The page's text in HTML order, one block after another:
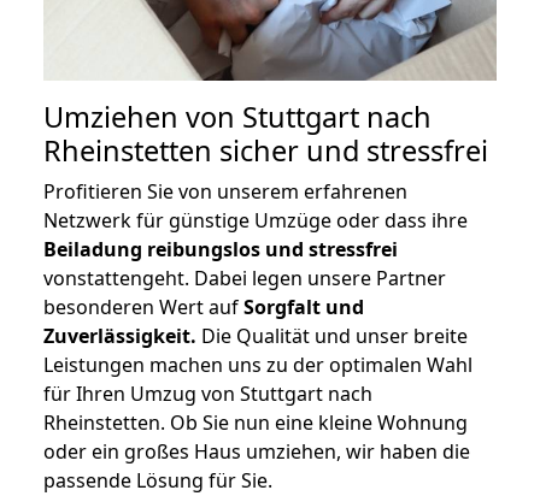
Umziehen von Stuttgart nach
Rheinstetten sicher und stressfrei
Profitieren Sie von unserem erfahrenen
Netzwerk für günstige Umzüge oder dass ihre
Beiladung reibungslos und stressfrei
vonstattengeht. Dabei legen unsere Partner
besonderen Wert aufSorgfalt und
Zuverlässigkeit. Die Qualität und unser breite
Leistungen machen uns zu der optimalen Wahl
für Ihren Umzug von Stuttgart nach
Rheinstetten. Ob Sie nun eine kleine Wohnung
oder ein großes Haus umziehen, wir haben die
passende Lösung für Sie.